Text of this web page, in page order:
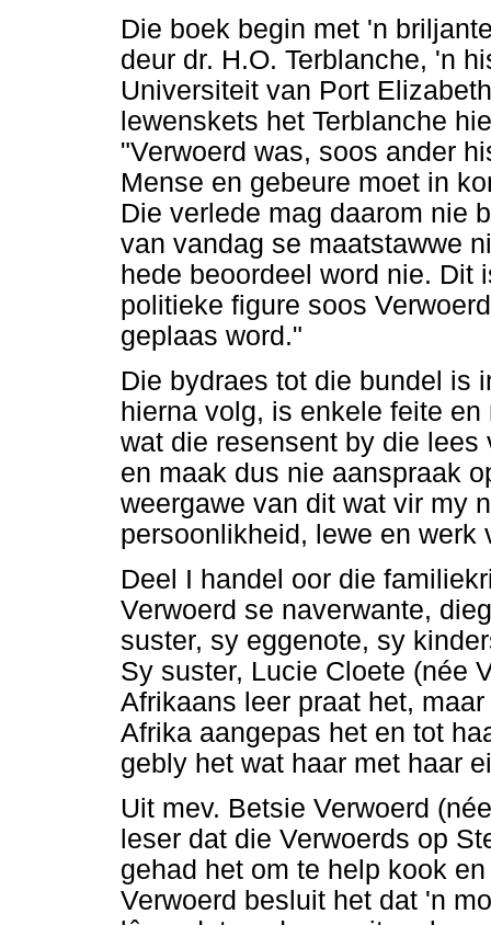
Die boek begin met 'n
deur dr. H.O. Terblanche, 'n
Universiteit van Port
lewenskets het Terblanche
"Verwoerd was, soos ander
Mense en gebeure moet in
Die verlede mag daarom nie
van vandag se maatstawwe
hede beoordeel word nie. Dit
politieke figure soos
geplaas word."
Die bydraes tot die bundel is
hierna volg, is enkele feite
wat die resensent by die
en maak dus nie aanspraak
weergawe van dit wat vir my
persoonlikheid, lewe en werk
Deel I handel oor die
Verwoerd se naverwante,
suster, sy eggenote, sy
Sy suster, Lucie Cloete (née
Afrikaans leer praat het,
Afrika aangepas het en tot
gebly het wat haar met haar
Uit mev. Betsie Verwoerd
leser dat die Verwoerds op
gehad het om te help kook
Verwoerd besluit het dat 'n